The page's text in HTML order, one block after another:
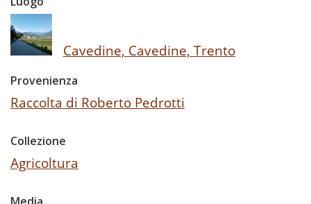
Cavedine, Cavedine, Trento
Provenienza
Raccolta di Roberto Pedrotti
Collezione
Agricoltura